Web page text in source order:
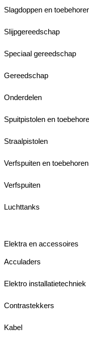
Slagdoppen en
Slijpgereedschap
Speciaal gereedschap
Gereedschap
Onderdelen
Spuitpistolen en
Straalpistolen
Verfspuiten en toebehoren
Verfspuiten
Luchttanks
Elektra en accessoires
Acculaders
Elektro installatietechniek
Contrastekkers
Kabel